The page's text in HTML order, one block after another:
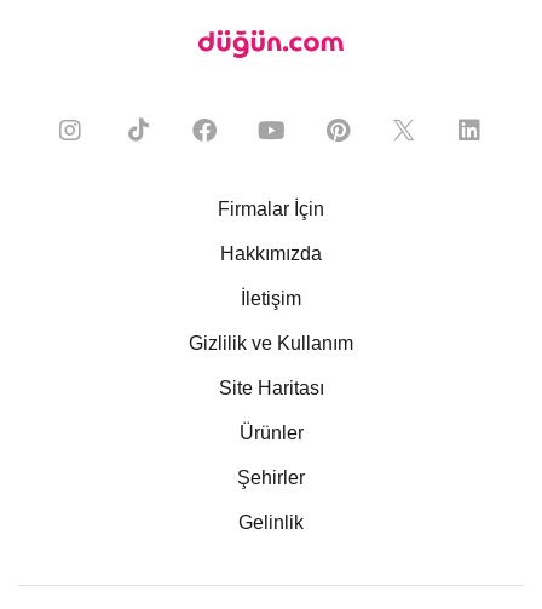
Firmalar İçin
Hakkımızda
İletişim
Gizlilik ve Kullanım
Site Haritası
Ürünler
Şehirler
Gelinlik